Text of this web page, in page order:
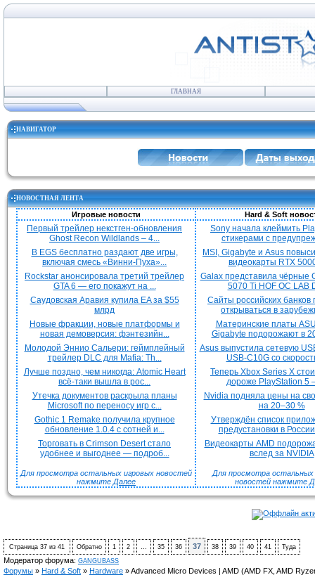
ГЛАВНАЯ
НАВИГАТОР
НОВОСТНАЯ ЛЕНТА
Игровые новости Hard & Soft
Первый трейлер некстген-обновления
Ghost Recon Wildlands – 4...
В EGS бесплатно раздают две игры,
включая смесь «Винни-Пуха»...
Rockstar анонсировала третий трейлер
GTA 6 — его покажут на ...
Саудовская Аравия купила EA за $55
млрд
Новые фракции, новые платформы и
новая демоверсия: фэнтезийн...
Молодой Эннио Сальери: геймплейный
трейлер DLC для Mafia: Th...
Лучше поздно, чем никогда: Atomic Heart
всё-таки вышла в рос...
Утечка документов раскрыла планы
Microsoft по переносу игр с...
Gothic 1 Remake получила крупное
обновление 1.0.4 с сотней и...
Торговать в Crimson Desert стало
удобнее и выгоднее — подроб...
Для просмотра остальных игровых новостей
нажмите Далее
Sony начала клеймить
стикерами с
MSI, Gigabyte и Asus
видеокарты RTX
Galax представила чёрные
5070 Ti HOF OC LAB
Сайты российских банков
открываться в
Материнские платы
Gigabyte подорожают в
Asus выпустила сетевую
USB-C10G со
Теперь Xbox Series X
дороже PlayStation 5
Nvidia подняла цены на
на 20–30 %
Утверждён список
предустановки в
Видеокарты AMD
вслед за NVIDIA
Для просмотра остальных
новостей нажмите
Страница 37 из 41 Обратно 1 2 … 35 36 37 38 39 40 41 Туда
Модератор форума: GANGUBASS
Форумы » Hard & Soft » Hardware »Advanced Micro Devices | AMD (AMD FX, AMD